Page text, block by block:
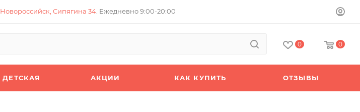
Новороссийск, Сипягина 34. Ежедневно 9:00-20:00
0 0
ДЕТСКАЯ АКЦИИ КАК КУПИТЬ ОТЗЫВЫ